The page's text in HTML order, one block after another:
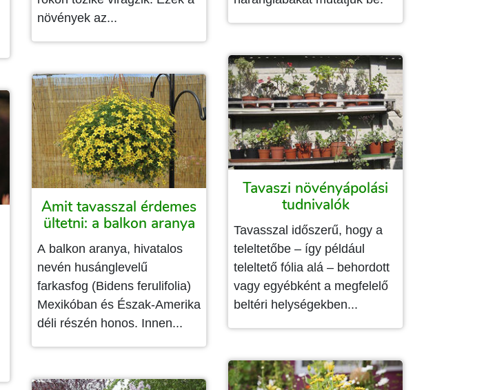
növények az...
Amit tavasszal érdemes
ültetni: a balkon aranya
A balkon aranya, hivatalos
nevén husánglevelű
farkasfog (Bidens ferulifolia)
Mexikóban és Észak-Amerika
déli részén honos. Innen...
Tavaszi növényápolási
tudnivalók
Tavasszal időszerű, hogy a
teleltetőbe – így például
teleltető fólia alá – behordott
vagy egyébként a megfelelő
beltéri helységekben...